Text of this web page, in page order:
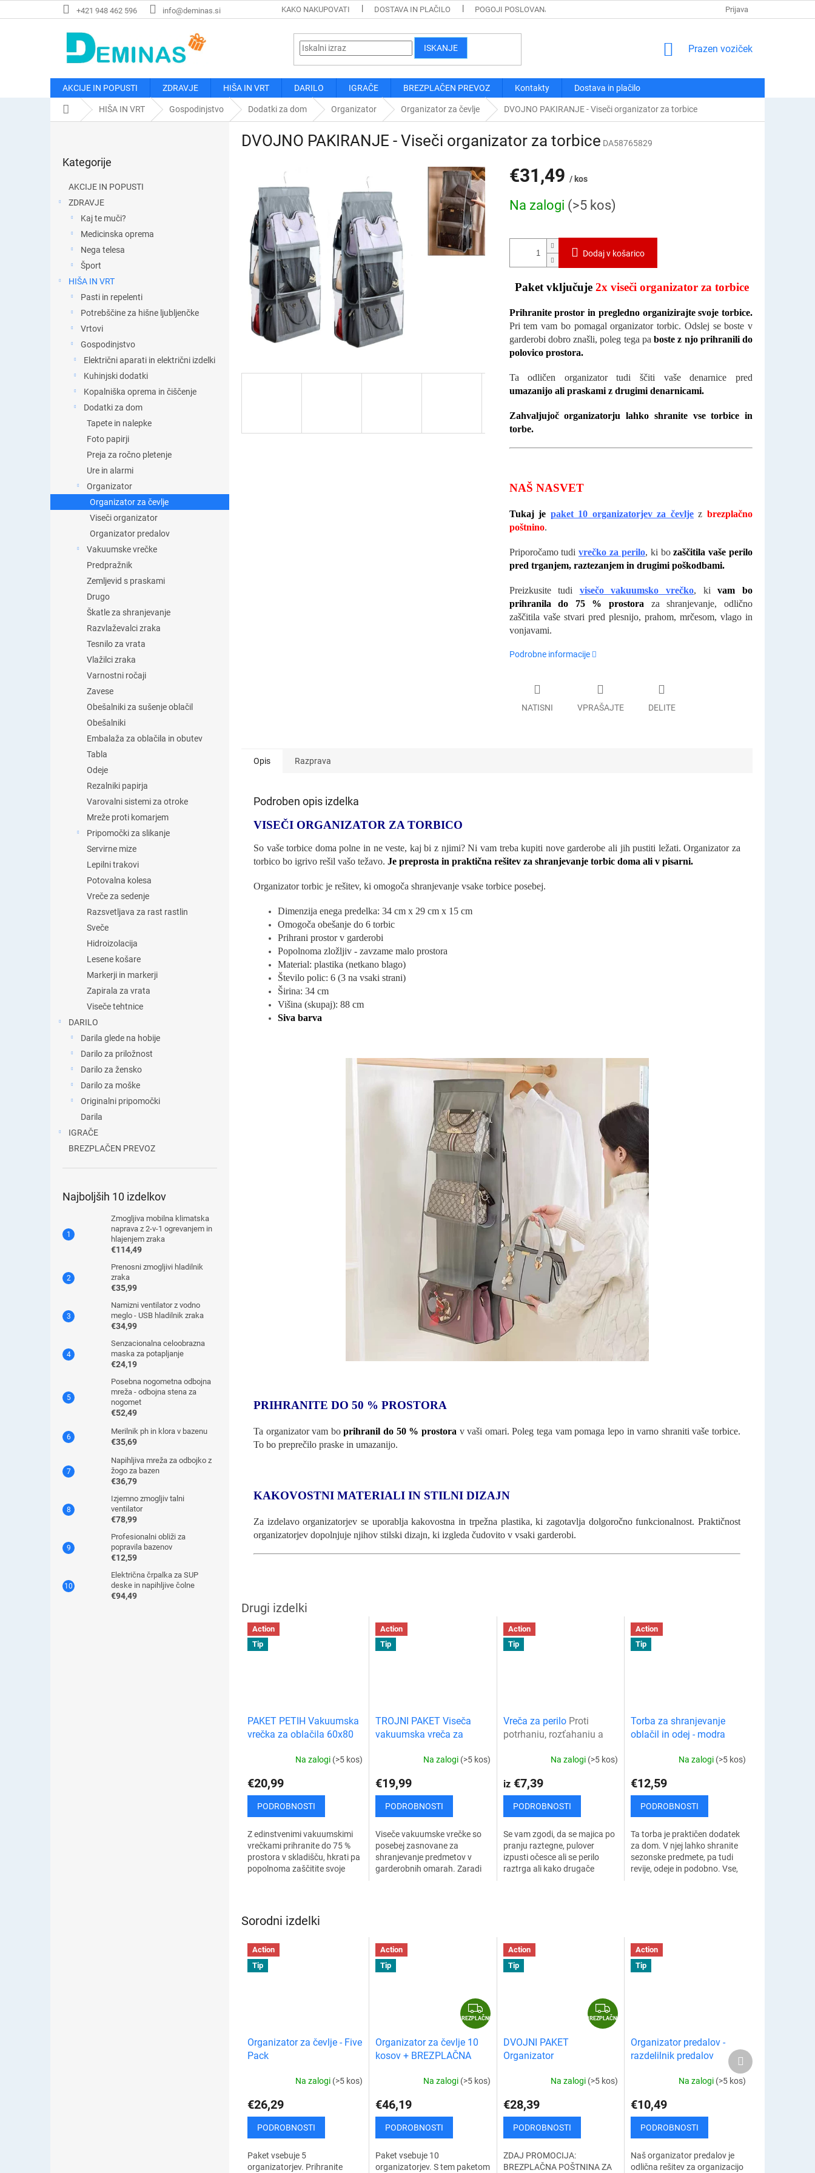
na
+421 948 462 596 info@deminas.si KAKO NAKUPOVATI DOSTAVA IN PLAČILO POGOJI POSLOVANJA REKLAMACIJE IN VRAČILA
Prijava
ISKANJE
NAKUPOVALNI
Prazen voziček
AKCIJE IN POPUSTI ZDRAVJE HIŠA IN VRT DARILO IGRAČE BREZPLAČEN PREVOZ Kontakty Dostava in plačilo
Domača
stran
HIŠA IN VRT Gospodinjstvo Dodatki za dom Organizator Organizator za čevlje DVOJNO PAKIRANJE - Viseči organizator za torbice
kategorije
Kategorije
AKCIJE IN POPUSTI
ZDRAVJE
Kaj te muči?
Medicinska oprema
Nega telesa
Šport
HIŠA IN VRT
Pasti in repelenti
Potrebščine za hišne ljubljenčke
Vrtovi
Gospodinjstvo
Električni aparati in električni izdelki
Kuhinjski dodatki
Kopalniška oprema in čiščenje
Dodatki za dom
Tapete in nalepke
Foto papirji
Preja za ročno pletenje
Ure in alarmi
Organizator
Organizator za čevlje
Viseči organizator
Organizator predalov
Vakuumske vrečke
Predpražnik
Zemljevid s praskami
Drugo
Škatle za shranjevanje
Razvlaževalci zraka
Tesnilo za vrata
Vlažilci zraka
Varnostni ročaji
Zavese
Obešalniki za sušenje oblačil
Obešalniki
Embalaža za oblačila in obutev
Tabla
Odeje
Rezalniki papirja
Varovalni sistemi za otroke
Mreže proti komarjem
Pripomočki za slikanje
Servirne mize
Lepilni trakovi
Potovalna kolesa
Vreče za sedenje
Razsvetljava za rast rastlin
Sveče
Hidroizolacija
Lesene košare
Markerji in markerji
Zapirala za vrata
Viseče tehtnice
DARILO
Darila glede na hobije
Darilo za priložnost
Darilo za žensko
Darilo za moške
Originalni pripomočki
Darila
IGRAČE
BREZPLAČEN PREVOZ
Najboljših 10 izdelkov
Zmogljiva mobilna klimatska
naprava z 2-v-1 ogrevanjem in
hlajenjem zraka
€114,49
Prenosni zmogljivi hladilnik
zraka
€35,99
Namizni ventilator z vodno
meglo - USB hladilnik zraka
€34,99
Senzacionalna celoobrazna
maska ​​za potapljanje
€24,19
Posebna nogometna odbojna
mreža - odbojna stena za
nogomet
€52,49
Merilnik ph in klora v bazenu
€35,69
Napihljiva mreža za odbojko z
žogo za bazen
€36,79
Izjemno zmogljiv talni
ventilator
€78,99
Profesionalni obliži za
popravila bazenov
€12,59
Električna črpalka za SUP
deske in napihljive čolne
€94,49
DVOJNO PAKIRANJE - Viseči organizator za torbice DA58765829
€31,49 / kos
mere:
Na zalogi (>5 kos)
Dodaj v košarico
Paket vključuje 2x viseči organizator za torbice
Prihranite prostor in pregledno organizirajte svoje torbice.
Pri tem vam bo pomagal organizator torbic. Odslej se boste v
garderobi dobro znašli, poleg tega pa boste z njo prihranili do
polovico prostora.
Ta odličen organizator tudi ščiti vaše denarnice pred
umazanijo ali praskami z drugimi denarnicami.
Zahvaljujoč organizatorju lahko shranite vse torbice in
torbe.
NAŠ NASVET
Tukaj je paket 10 organizatorjev za čevljez brezplačno
poštnino.
Priporočamo tudivrečko za perilo, ki bozaščitila vaše perilo
pred trganjem, raztezanjem in drugimi poškodbami.
Preizkusite tudi visečo vakuumsko vrečko, kivam bo
prihranila do 75 % prostora za shranjevanje, odlično
zaščitila vaše stvari pred plesnijo, prahom, mrčesom, vlago in
vonjavami.
Podrobne informacije
NATISNI VPRAŠAJTE DELITE
Sorodni izdelki
Action
Tip
Organizator za čevlje - Five
Pack
Na zalogi (>5 kos)
€26,29
PODROBNOSTI
Paket vsebuje 5
organizatorjev. Prihranite
Action
Tip
B
R
L
BREZPLAČNO
Organizator za čevlje 10
kosov + BREZPLAČNA
Na zalogi (>5 kos)
€46,19
PODROBNOSTI
Paket vsebuje 10
organizatorjev. S tem paketom
Action
Tip
B
R
L
BREZPLAČNO
DVOJNI PAKET
Organizator
Na zalogi (>5 kos)
€28,39
PODROBNOSTI
ZDAJ PROMOCIJA:
BREZPLAČNA POŠTNINA ZA
Action
Tip
Organizator predalov -
razdelilnik predalov
Na zalogi (>5 kos)
€10,49
PODROBNOSTI
Naš organizator predalov je
odlična rešitev za organizacijo
Naslednji
izdelek
Opis Razprava
Podroben opis izdelka
VISEČI ORGANIZATOR ZA TORBICO
So vaše torbice doma polne in ne veste, kaj bi z njimi? Ni vam treba kupiti nove garderobe ali jih pustiti ležati. Organizator za
torbico bo igrivo rešil vašo težavo. Je preprosta in praktična rešitev za shranjevanje torbic doma ali v pisarni.
Organizator torbic je rešitev, ki omogoča shranjevanje vsake torbice posebej.
Dimenzija enega predelka: 34 cm x 29 cm x 15 cm
Omogoča obešanje do 6 torbic
Prihrani prostor v garderobi
Popolnoma zložljiv - zavzame malo prostora
Material: plastika (netkano blago)
Število polic: 6 (3 na vsaki strani)
Širina: 34 cm
Višina (skupaj): 88 cm
Siva barva
PRIHRANITE DO 50 % PROSTORA
Ta organizator vam boprihranil do 50 % prostora v vaši omari. Poleg tega vam pomaga lepo in varno shraniti vaše torbice.
To bo preprečilo praske in umazanijo.
KAKOVOSTNI MATERIALI IN STILNI DIZAJN
Za izdelavo organizatorjev se uporablja kakovostna in trpežna plastika, ki zagotavlja dolgoročno funkcionalnost. Praktičnost
organizatorjev dopolnjuje njihov stilski dizajn, ki izgleda čudovito v vsaki garderobi.
Action
Tip
PAKET PETIH Vakuumska
vrečka za oblačila 60x80
Na zalogi (>5 kos)
€20,99
PODROBNOSTI
Z edinstvenimi vakuumskimi
vrečkami prihranite do 75 %
prostora v skladišču, hkrati pa
popolnoma zaščitite svoje
Action
Tip
TROJNI PAKET Viseča
vakuumska vreča za
Na zalogi (>5 kos)
€19,99
PODROBNOSTI
Viseče vakuumske vrečke so
posebej zasnovane za
shranjevanje predmetov v
garderobnih omarah. Zaradi
Action
Tip
Vreča za perilo Proti
potrhaniu, rozťahaniu a
Na zalogi (>5 kos)
iz€7,39
PODROBNOSTI
Se vam zgodi, da se majica po
pranju raztegne, pulover
izpusti očesce ali se perilo
raztrga ali kako drugače
Action
Tip
Torba za shranjevanje
oblačil in odej - modra
Na zalogi (>5 kos)
€12,59
PODROBNOSTI
Ta torba je praktičen dodatek
za dom. V njej lahko shranite
sezonske predmete, pa tudi
revije, odeje in podobno. Vse,